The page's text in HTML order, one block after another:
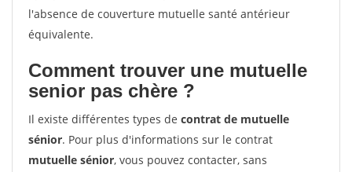
l'absence de couverture mutuelle santé antérieur
équivalente.
Comment trouver une mutuelle
senior pas chère ?
Il existe différentes types de contrat de mutuelle
sénior. Pour plus d'informations sur le contrat
mutuelle sénior, vous pouvez contacter, sans